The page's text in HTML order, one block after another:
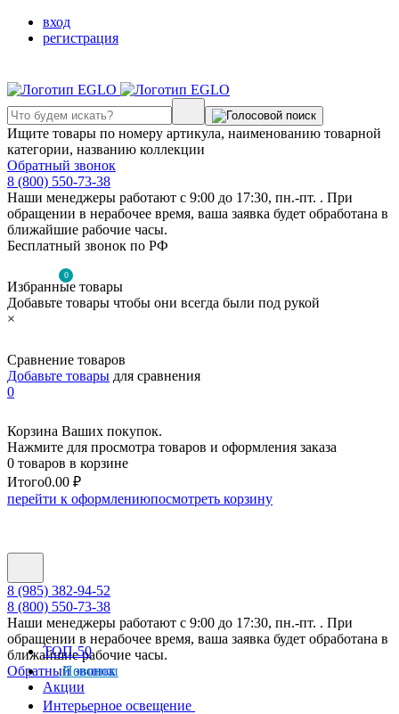
вход
регистрация
Ищите товары по номеру артикула, наименованию товарной
категории, названию коллекции
Обратный звонок
8 (800) 550-73-38
Наши менеджеры работают с 9:00 до 17:30, пн.-пт. . При
обращении в нерабочее время, ваша заявка будет обработана в
ближайшие рабочие часы.
Бесплатный звонок по РФ
0
Избранные товары
Добавьте товары чтобы они всегда были под рукой
×
Сравнение товаров
Добавьте товары для сравнения
0
Корзина Ваших покупок.
Нажмите для просмотра товаров и оформления заказа
0 товаров в корзине
Итого0.00 ₽
перейти к оформлениюпосмотреть корзину
8 (985) 382-94-52
8 (800) 550-73-38
Наши менеджеры работают с 9:00 до 17:30, пн.-пт. . При
обращении в нерабочее время, ваша заявка будет обработана в
ближайшие рабочие часы.
Обратный звонок
ТОП-50
Новинки
Акции
Интерьерное освещение